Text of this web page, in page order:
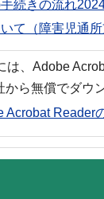
続きの流れ
て（障害児通
、Adobe
ら無償でダウ
Acrobat Reader